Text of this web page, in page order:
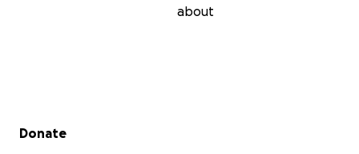
about
Secondary menu
Donate